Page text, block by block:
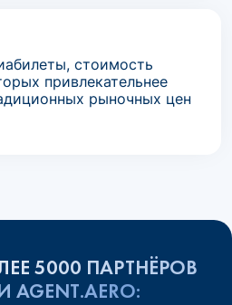
стоимость
привлекательнее
рыночных цен
5000 ПАРТНЁРОВ